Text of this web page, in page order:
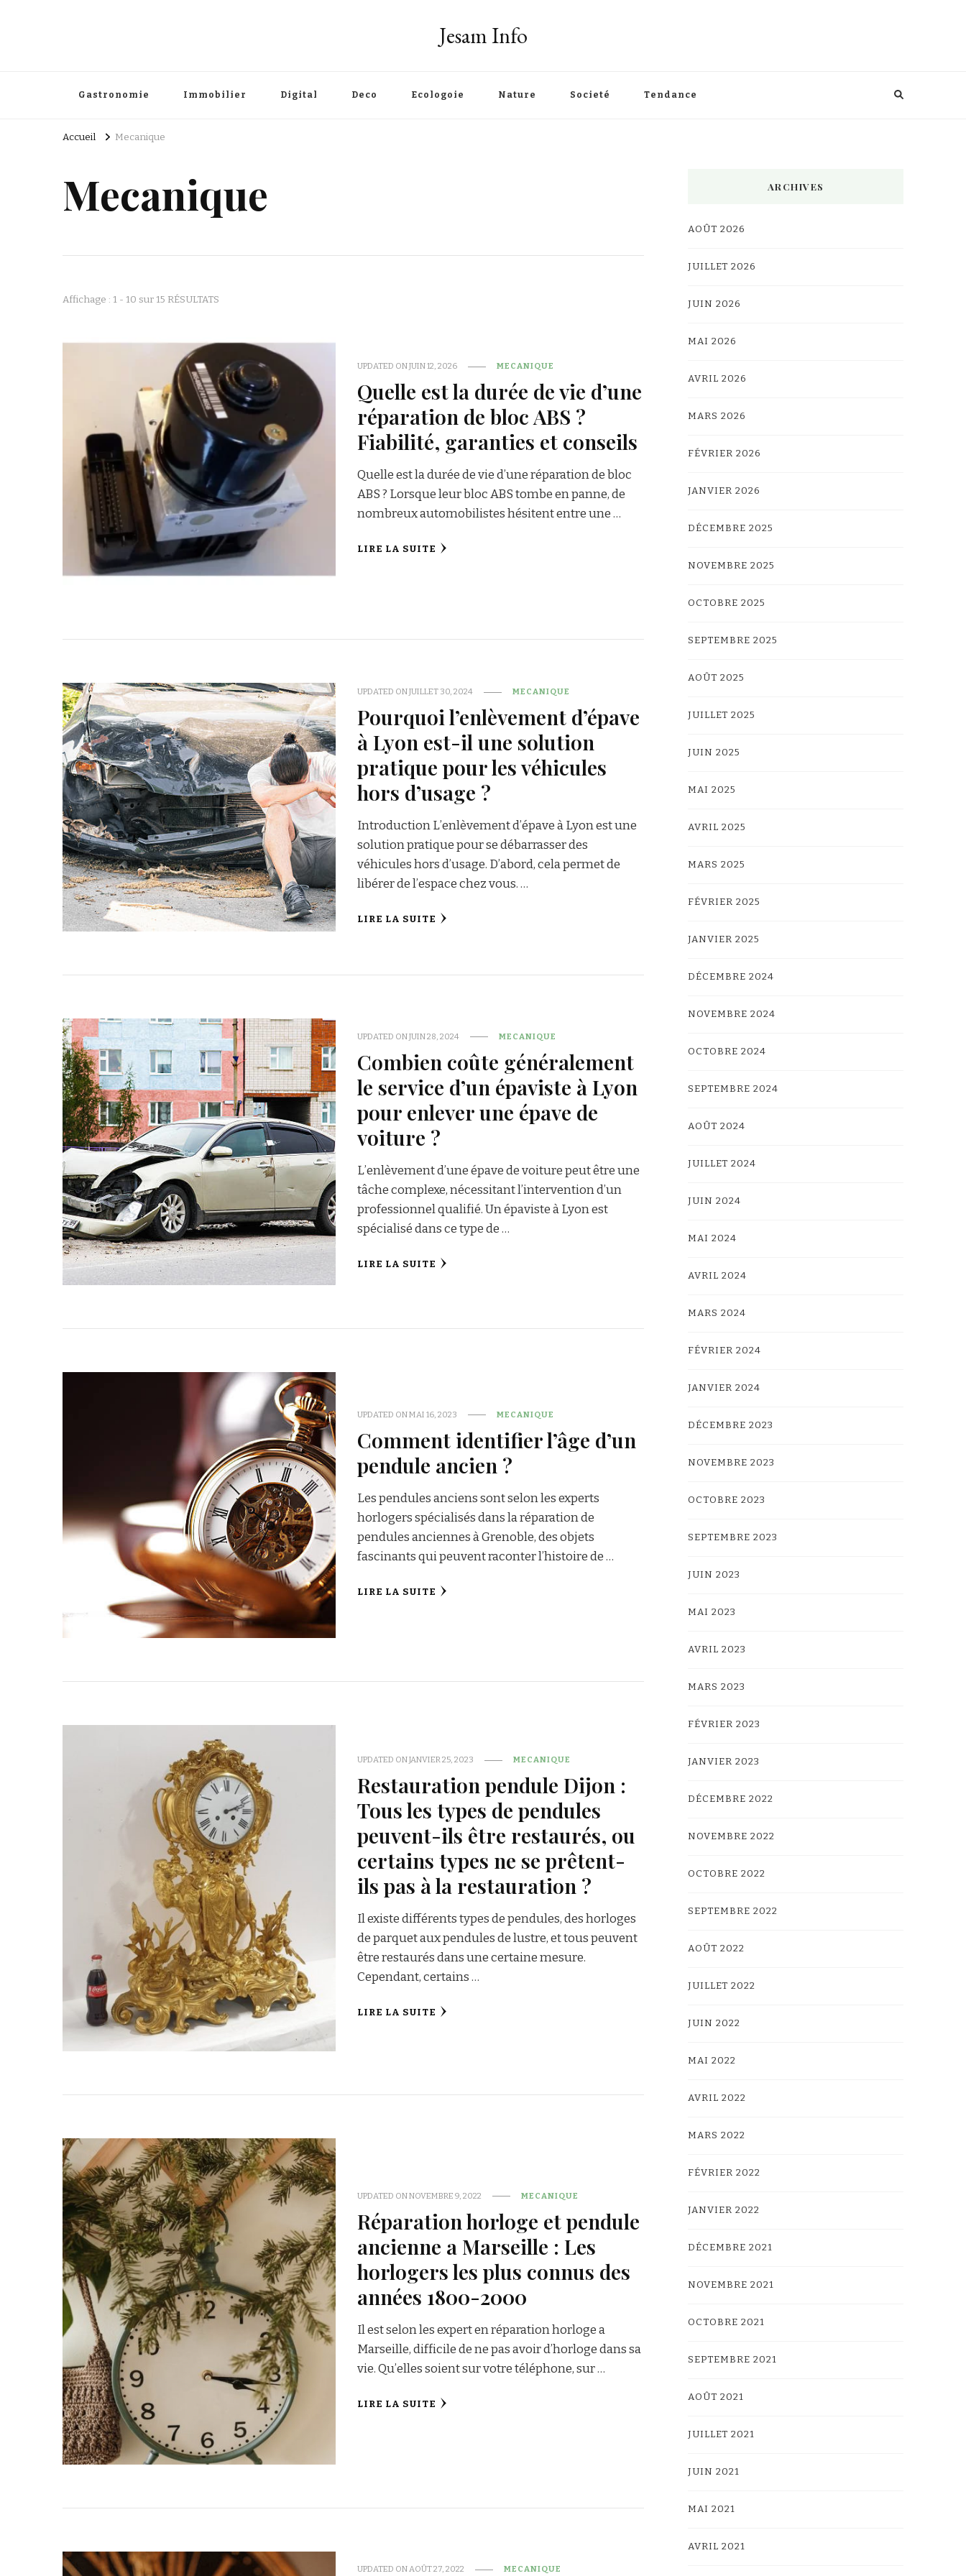
Jesam Info
Gastronomie Immobilier Digital Deco Ecologoie Nature Societé Tendance
Accueil Mecanique
Mecanique
Affichage : 1 - 10 sur 15 RÉSULTATS
UPDATED ONJUIN 12, 2026 MECANIQUE
Quelle est la durée de vie d’une
réparation de bloc ABS ?
Fiabilité, garanties et conseils
Quelle est la durée de vie d’une réparation de bloc
ABS ? Lorsque leur bloc ABS tombe en panne, de
nombreux automobilistes hésitent entre une …
LIRE LA SUITE
UPDATED ONJUILLET 30, 2024 MECANIQUE
Pourquoi l’enlèvement d’épave
à Lyon est-il une solution
pratique pour les véhicules
hors d’usage ?
Introduction L’enlèvement d’épave à Lyon est une
solution pratique pour se débarrasser des
véhicules hors d’usage. D’abord, cela permet de
libérer de l’espace chez vous. …
LIRE LA SUITE
UPDATED ONJUIN 28, 2024 MECANIQUE
Combien coûte généralement
le service d’un épaviste à Lyon
pour enlever une épave de
voiture ?
L’enlèvement d’une épave de voiture peut être une
tâche complexe, nécessitant l’intervention d’un
professionnel qualifié. Un épaviste à Lyon est
spécialisé dans ce type de …
LIRE LA SUITE
UPDATED ONMAI 16, 2023 MECANIQUE
Comment identifier l’âge d’un
pendule ancien ?
Les pendules anciens sont selon les experts
horlogers spécialisés dans la réparation de
pendules anciennes à Grenoble, des objets
fascinants qui peuvent raconter l’histoire de …
LIRE LA SUITE
UPDATED ONJANVIER 25, 2023 MECANIQUE
Restauration pendule Dijon :
Tous les types de pendules
peuvent-ils être restaurés, ou
certains types ne se prêtent-
ils pas à la restauration ?
Il existe différents types de pendules, des horloges
de parquet aux pendules de lustre, et tous peuvent
être restaurés dans une certaine mesure.
Cependant, certains …
LIRE LA SUITE
UPDATED ONNOVEMBRE 9, 2022 MECANIQUE
Réparation horloge et pendule
ancienne a Marseille : Les
horlogers les plus connus des
années 1800-2000
Il est selon les expert en réparation horloge a
Marseille, difficile de ne pas avoir d’horloge dans sa
vie. Qu’elles soient sur votre téléphone, sur …
LIRE LA SUITE
UPDATED ONAOÛT 27, 2022 MECANIQUE
ARCHIVES
AOÛT 2026
JUILLET 2026
JUIN 2026
MAI 2026
AVRIL 2026
MARS 2026
FÉVRIER 2026
JANVIER 2026
DÉCEMBRE 2025
NOVEMBRE 2025
OCTOBRE 2025
SEPTEMBRE 2025
AOÛT 2025
JUILLET 2025
JUIN 2025
MAI 2025
AVRIL 2025
MARS 2025
FÉVRIER 2025
JANVIER 2025
DÉCEMBRE 2024
NOVEMBRE 2024
OCTOBRE 2024
SEPTEMBRE 2024
AOÛT 2024
JUILLET 2024
JUIN 2024
MAI 2024
AVRIL 2024
MARS 2024
FÉVRIER 2024
JANVIER 2024
DÉCEMBRE 2023
NOVEMBRE 2023
OCTOBRE 2023
SEPTEMBRE 2023
JUIN 2023
MAI 2023
AVRIL 2023
MARS 2023
FÉVRIER 2023
JANVIER 2023
DÉCEMBRE 2022
NOVEMBRE 2022
OCTOBRE 2022
SEPTEMBRE 2022
AOÛT 2022
JUILLET 2022
JUIN 2022
MAI 2022
AVRIL 2022
MARS 2022
FÉVRIER 2022
JANVIER 2022
DÉCEMBRE 2021
NOVEMBRE 2021
OCTOBRE 2021
SEPTEMBRE 2021
AOÛT 2021
JUILLET 2021
JUIN 2021
MAI 2021
AVRIL 2021